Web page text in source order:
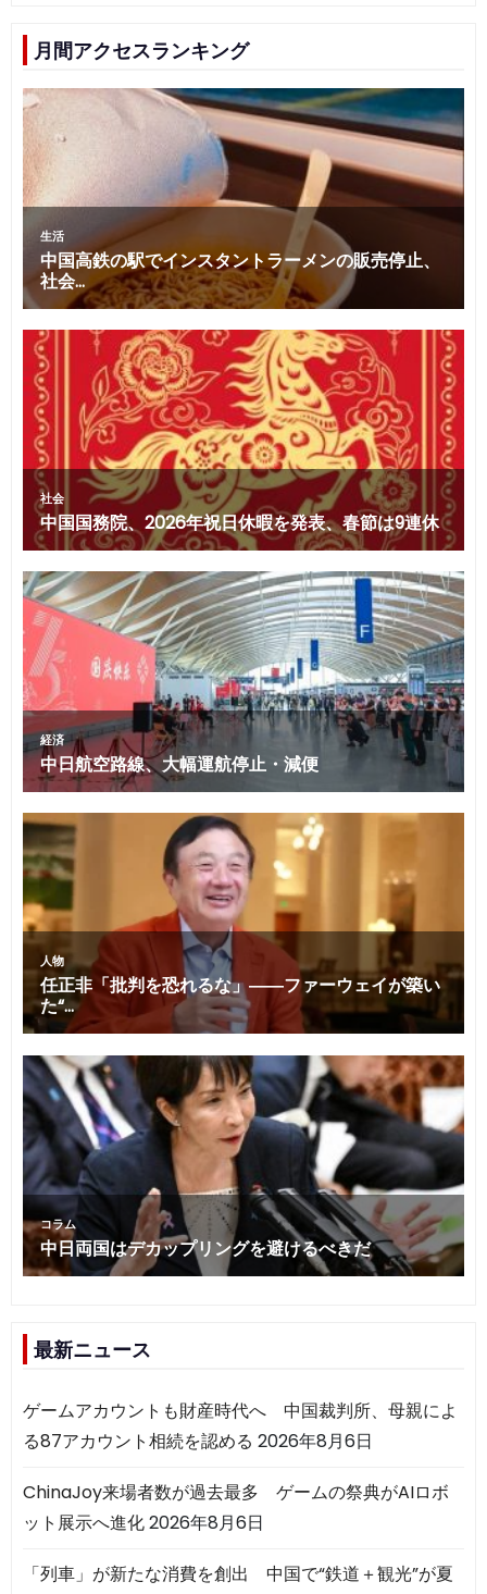
月間アクセスランキング
最新ニュース
ゲームアカウントも財産時代へ 中国裁判所、母親によ
る87アカウント相続を認める 2026年8月6日
ChinaJoy来場者数が過去最多 ゲームの祭典がAIロボ
ット展示へ進化2026年8月6日
「列車」が新たな消費を創出 中国で“鉄道＋観光”が夏